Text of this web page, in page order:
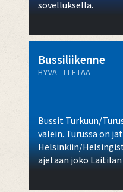
sovelluksella.
Bussiliikenne
HYVÄ TIETÄÄ
Bussit Turkuun/
välein. Turussa on
Helsinkiin/
ajetaan joko